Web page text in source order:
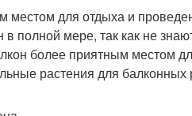
местом для отдыха и
в полной мере, так как не
более приятным местом
растения для